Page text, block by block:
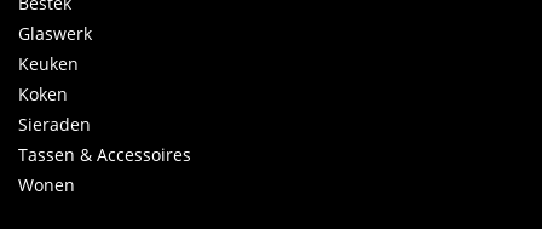
Glaswerk
Keuken
Koken
Sieraden
Tassen & Accessoires
Wonen